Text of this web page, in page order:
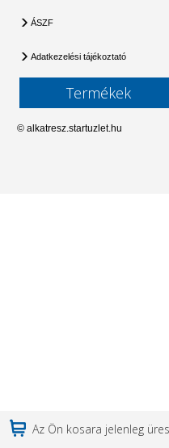
Az Ön kosara jelenleg
ÁSZF
Adatkezelési tájékoztató
Termékek
© alkatresz.startuzlet.hu